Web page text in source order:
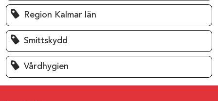
Region Kalmar län
Smittskydd
Vårdhygien